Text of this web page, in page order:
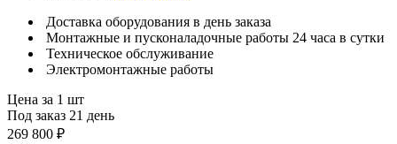
Доставка оборудования в день заказа
Монтажные и пусконаладочные работы 24 часа в сутки
Техническое обслуживание
Электромонтажные работы
Цена за 1 шт
Под заказ 21 день
269 800 ₽